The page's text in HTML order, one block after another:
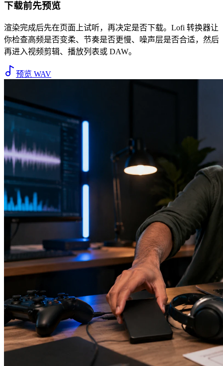
下载前先预览
渲染完成后先在页面上试听，再决定是否下载。Lofi 转换器让
你检查高频是否变柔、节奏是否更慢、噪声层是否合适，然后
再进入视频剪辑、播放列表或 DAW。
预览 WAV